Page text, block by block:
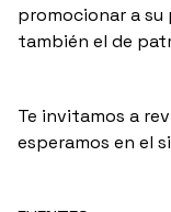
promocionar a
también el de
Te invitamos a
esperamos en el